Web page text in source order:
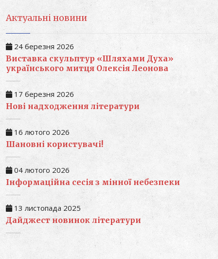
Актуальні новини
24 березня 2026
Виставка скульптур «Шляхами Духа»
українського митця Олексія Леонова
17 березня 2026
Нові надходження літератури
16 лютого 2026
Шановні користувачі!
04 лютого 2026
Інформаційна сесія з мінної небезпеки
13 листопада 2025
Дайджест новинок літератури